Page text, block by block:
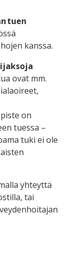
tuen
kanssa.
ovat mm.
on
tuessa –
tuki ei ole
yhteyttä
tai